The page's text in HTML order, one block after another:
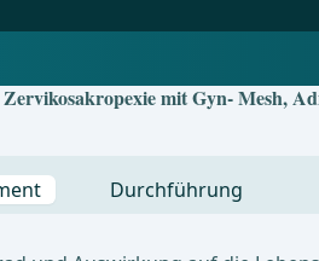
mit Gyn- Mesh,
Durchführung